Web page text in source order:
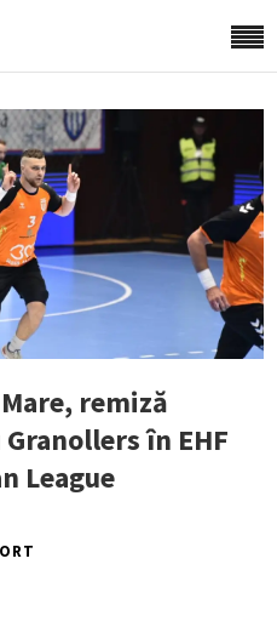
remiză
în EHF
League